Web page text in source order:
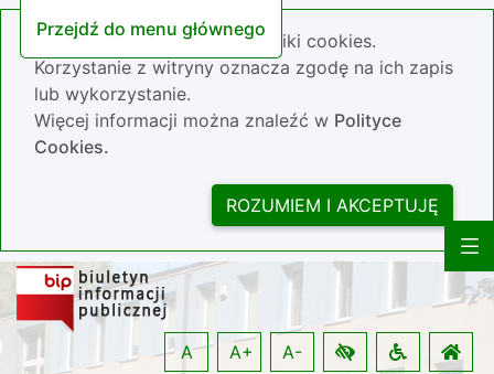
Przejdź do menu głównego
Nasza strona wykorzystuje pliki cookies.
Korzystanie z witryny oznacza zgodę na ich zapis
lub wykorzystanie.
Więcej informacji można znaleźć w Polityce
Cookies.
ROZUMIEM I AKCEPTUJĘ
A A+ A-